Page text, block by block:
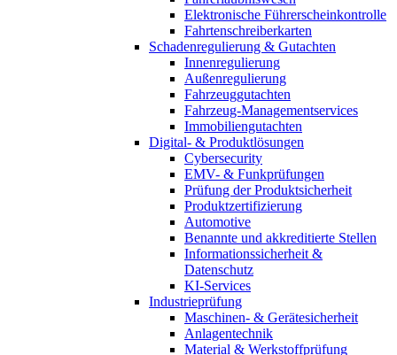
Elektronische Führerscheinkontrolle
Fahrtenschreiberkarten
Schadenregulierung & Gutachten
Innenregulierung
Außenregulierung
Fahrzeuggutachten
Fahrzeug-Managementservices
Immobiliengutachten
Digital- & Produktlösungen
Cybersecurity
EMV- & Funkprüfungen
Prüfung der Produktsicherheit
Produktzertifizierung
Automotive
Benannte und akkreditierte Stellen
Informationssicherheit &
Datenschutz
KI-Services
Industrieprüfung
Maschinen- & Gerätesicherheit
Anlagentechnik
Material & Werkstoffprüfung